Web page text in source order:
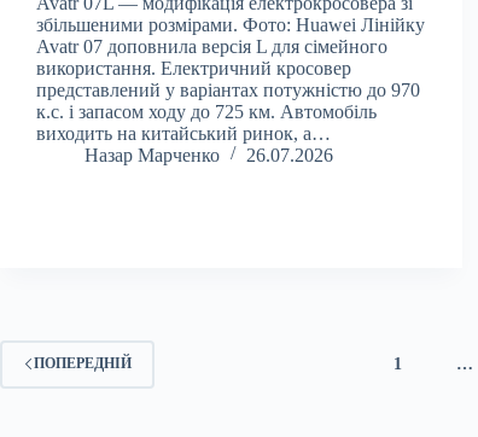
збільшеними розмірами. Фото: Huawei Лінійку
Avatr 07 доповнила версія L для сімейного
використання. Електричний кросовер
представлений у варіантах потужністю до 970
к.с. і запасом ходу до 725 км. Автомобіль
виходить на китайський ринок, а…
Назар Марченко
26.07.2026
ПОПЕРЕДНІЙ 1 …